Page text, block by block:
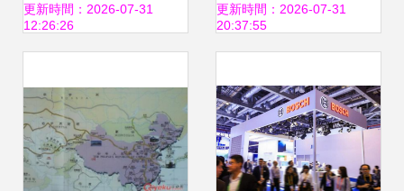
創新多式聯運集裝
更新時間：2026-07-31
12:26:26
經多式聯運抵濟寧
更新時間：2026-07-31
20:37:55